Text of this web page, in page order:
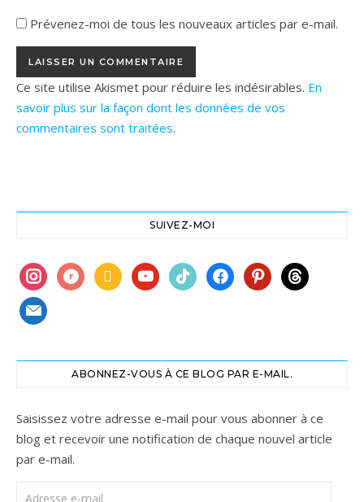
Prévenez-moi de tous les nouveaux articles par e-mail.
Ce site utilise Akismet pour réduire les indésirables. En
savoir plus sur la façon dont les données de vos
commentaires sont traitées.
SUIVEZ-MOI
instagram
ravelrybook youtubetiktokfacebookpinterest
threads
mail
ABONNEZ-VOUS À CE BLOG PAR E-MAIL.
Saisissez votre adresse e-mail pour vous abonner à ce
blog et recevoir une notification de chaque nouvel article
par e-mail.
Adresse e-mail